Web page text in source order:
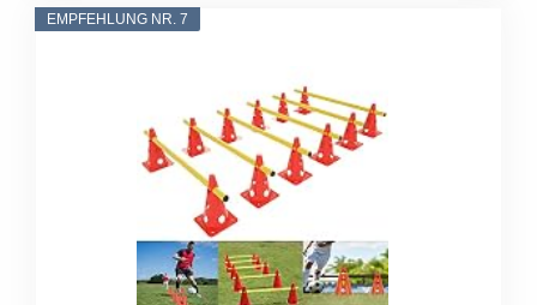
EMPFEHLUNG NR. 7